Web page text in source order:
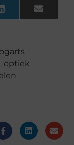
LinkedInEmail
, optiek